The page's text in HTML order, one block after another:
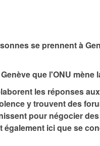
se prennent à
que l'ONU
les réponses
y trouvent des
pour négocier
ici que se